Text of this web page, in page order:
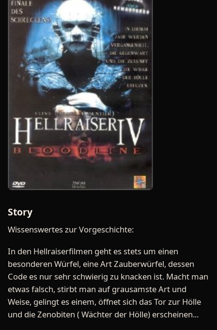
Story
Wissenswertes zur Vorgeschichte:
In den Hellraiserfilmen geht es stets um einen
besonderen Würfel, eine Art Zauberwürfel, dessen
Code es nur sehr schwierig zu knacken ist. Macht man
etwas falsch, stirbt man auf grausamste Art und
Weise, gelingt es einem, öffnet sich das Tor zur Hölle
und die Zenobiten ( Wächter der Hölle) erscheinen...